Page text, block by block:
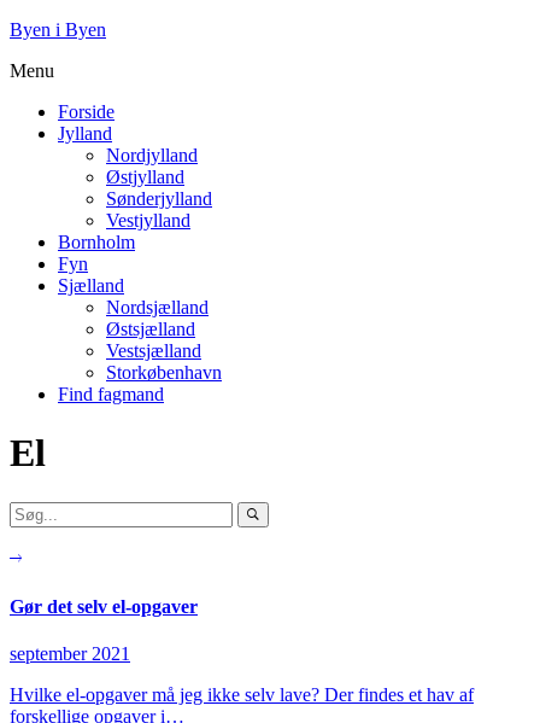
Byen i Byen
Menu
Forside
Jylland
Nordjylland
Østjylland
Sønderjylland
Vestjylland
Bornholm
Fyn
Sjælland
Nordsjælland
Østsjælland
Vestsjælland
Storkøbenhavn
Find fagmand
El
Gør det selv el-opgaver
september 2021
Hvilke el-opgaver må jeg ikke selv lave? Der findes et hav af
forskellige opgaver i…